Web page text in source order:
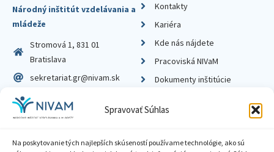
Spravovať Súhlas
Na poskytovanie tých najlepších skúseností používame technológie, ako sú
Národný inštitút vzdelávania a
mládeže
Stromová 1, 831 01
Bratislava
sekretariat.gr@nivam.sk
IČO: 00164348
DIČ: 2020798714
Kontakty
Kariéra
Kde nás nájdete
Pracoviská NIVaM
Dokumenty inštitúcie